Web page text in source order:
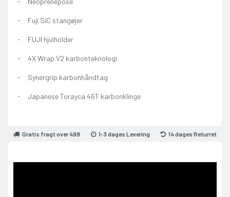
Fuji SiC stangøjer
FUJI hjulholder
4X Wrap V2 karbonteknologi
Synergrip karbonhåndtag
Japanese Torayca 46T karbonklinge
Gratis fragt over 499 1-3 dages Levering 14 dages Returret